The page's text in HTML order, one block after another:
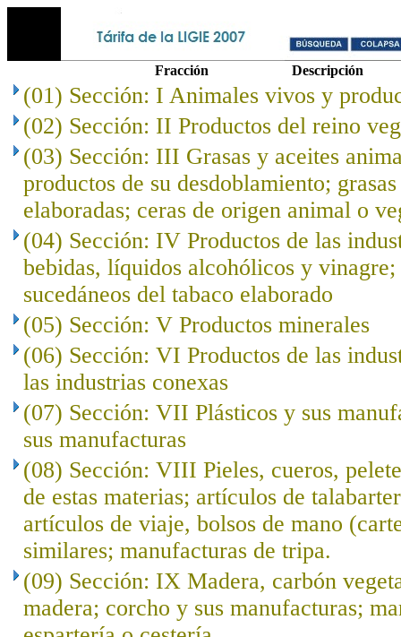
Fracción Descripción
(01) Sección: I Animales vivos y
(02) Sección: II Productos del reino
(03) Sección: III Grasas y aceites
productos de su desdoblamiento;
elaboradas; ceras de origen animal o
(04) Sección: IV Productos de las
bebidas, líquidos alcohólicos y vinagre;
sucedáneos del tabaco elaborado
(05) Sección: V Productos minerales
(06) Sección: VI Productos de las
las industrias conexas
(07) Sección: VII Plásticos y sus
sus manufacturas
(08) Sección: VIII Pieles, cueros,
de estas materias; artículos de
artículos de viaje, bolsos de mano
similares; manufacturas de tripa.
(09) Sección: IX Madera, carbón
madera; corcho y sus manufacturas;